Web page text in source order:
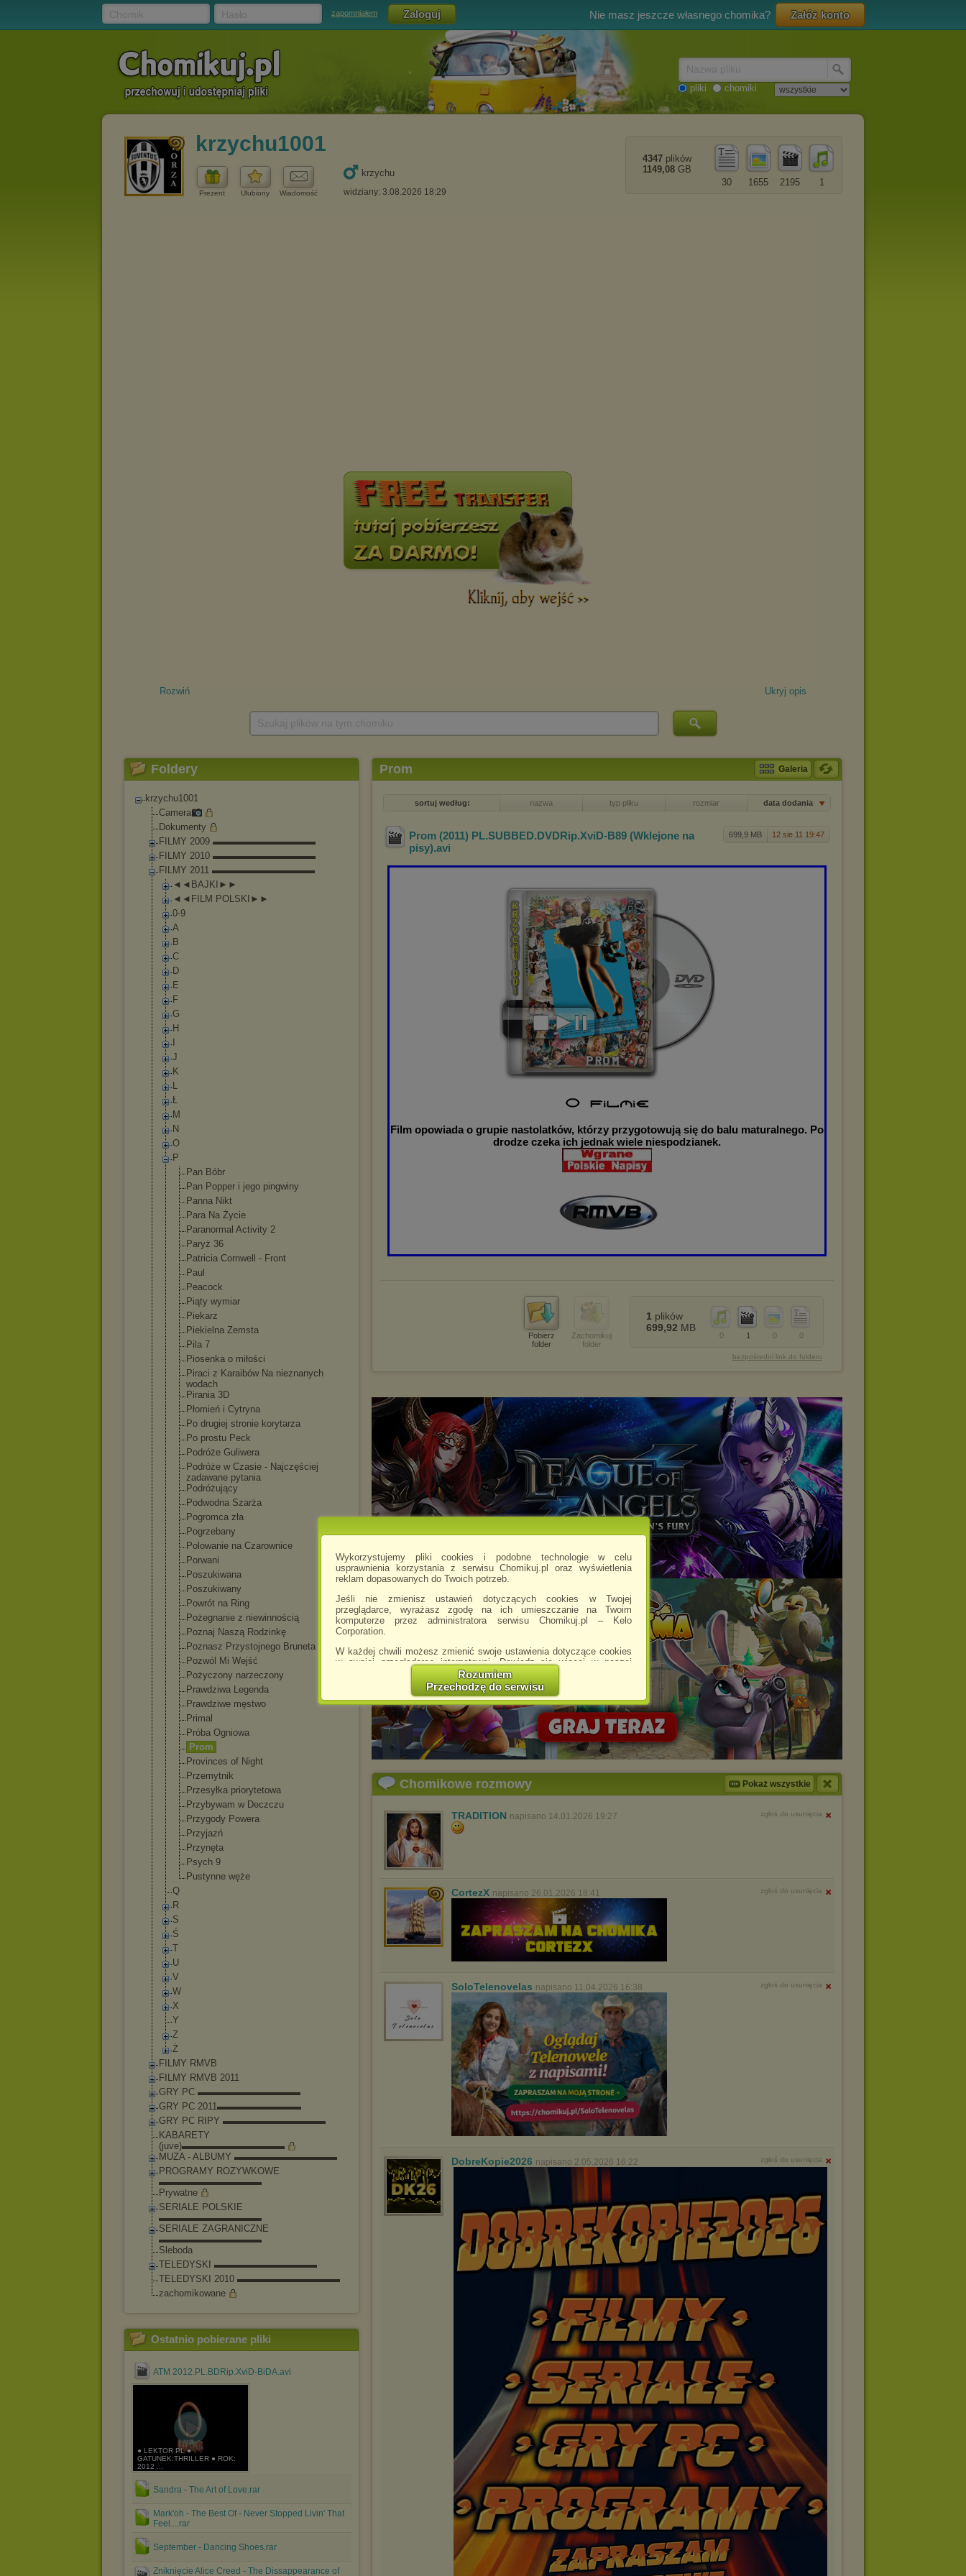
Wykorzystujemy pliki cookies i podobne technologie w celu
usprawnienia korzystania z serwisu Chomikuj.pl oraz wyświetlenia
reklam dopasowanych do Twoich potrzeb.
Jeśli nie zmienisz ustawień dotyczących cookies w Twojej
przeglądarce, wyrażasz zgodę na ich umieszczanie na Twoim
komputerze przez administratora serwisu Chomikuj.pl – Kelo
Corporation.
W każdej chwili możesz zmienić swoje ustawienia dotyczące cookies
w swojej przeglądarce internetowej. Dowiedz się więcej w naszej
http://chomikuj.pl/PolitykaPrywatnosci.aspx
Jednocześnie informujemy że zmiana ustawień przeglądarki może
spowodować ograniczenie korzystania ze strony Chomikuj.pl.
W przypadku braku twojej zgody na akceptację cookies niestety
prosimy o opuszczenie serwisu chomikuj.pl.
Wykorzystanie plików cookiesprzez
Zaufanych Partnerów
marketingowych).
Wyrażenie sprzeciwu spowoduje, że wyświetlana Ci reklama nie
wyświetlona przypadkowo.
Istnieje możliwość zmiany ustawień przeglądarki internetowej w
sposób uniemożliwiający przechowywanie plików cookies na
urządzeniu końcowym. Można również usunąć pliki cookies,
dokonując odpowiednich zmian w ustawieniach przeglądarki
Pełną informację na ten temat znajdziesz pod adresem
http://chomikuj.pl/PolitykaPrywatnosci.aspx.
Rozumiem
Przechodzę do serwisu
zapomniałem Nie masz jeszcze własnego chomika? Załóż konto
pliki chomiki
krzychu1001
Prezent Ulubiony Wiadomość
krzychu
widziany: 3.08.2026 18:29
1
2195
1655
30
4347 plików
1149,08 GB
Ukryj opis
Rozwiń
Foldery
krzychu1001
Camera
Dokumenty
FILMY 2009 ▬▬▬▬▬▬▬▬▬▬▬
FILMY 2010 ▬▬▬▬▬▬▬▬▬▬▬
FILMY 2011 ▬▬▬▬▬▬▬▬▬▬▬
◄◄BAJKI►►
◄◄FILM POLSKI►►
0-9
A
B
C
D
E
F
G
H
J
K
L
Ł
M
N
O
P
Pan Bóbr
Pan Popper i jego pingwiny
Panna Nikt
Para Na Życie
Paranormal Activity 2
Paryż 36
Patricia Cornwell - Front
Paul
Peacock
Piąty wymiar
Piekarz
Piekielna Zemsta
Pila 7
Piosenka o miłości
Piraci z Karaibów Na nieznanych
wodach
Pirania 3D
Płomień i Cytryna
Po drugiej stronie korytarza
Po prostu Peck
Podróże Guliwera
Podróże w Czasie - Najczęściej
zadawane pytania
Podróżujący
Podwodna Szarża
Pogromca zła
Pogrzebany
Polowanie na Czarownice
Porwani
Poszukiwana
Poszukiwany
Powrót na Ring
Pożegnanie z niewinnością
Poznaj Naszą Rodzinkę
Poznasz Przystojnego Bruneta
Pozwól Mi Wejść
Pożyczony narzeczony
Prawdziwa Legenda
Prawdziwe męstwo
Primal
Próba Ogniowa
Prom
Provinces of Night
Przemytnik
Przesyłka priorytetowa
Przybywam w Deczczu
Przygody Powera
Przyjazń
Przynęta
Psych 9
Pustynne węże
Q
R
S
Ś
T
U
V
W
X
Y
Z
Ż
FILMY RMVB
FILMY RMVB 2011
GRY PC ▬▬▬▬▬▬▬▬▬▬▬
GRY PC 2011▬▬▬▬▬▬▬▬▬
GRY PC RIPY ▬▬▬▬▬▬▬▬▬▬▬
KABARETY
(juve)▬▬▬▬▬▬▬▬▬▬▬
MUZA - ALBUMY ▬▬▬▬▬▬▬▬▬▬▬
PROGRAMY ROZYWKOWE
▬▬▬▬▬▬▬▬▬▬▬
Prywatne
SERIALE POLSKIE
▬▬▬▬▬▬▬▬▬▬▬
SERIALE ZAGRANICZNE
▬▬▬▬▬▬▬▬▬▬▬
Sleboda
TELEDYSKI ▬▬▬▬▬▬▬▬▬▬▬
TELEDYSKI 2010 ▬▬▬▬▬▬▬▬▬▬▬
zachomikowane
Ostatnio pobierane pliki
ATM 2012.PL.BDRip.XviD-BiDA.avi
● LEKTOR PL ●
GATUNEK:THRILLER ● ROK:
2012 ...
Sandra - The Art of Love.rar
Mark'oh - The Best Of - Never Stopped Livin' That
Feel....rar
September - Dancing Shoes.rar
Zniknięcie Alice Creed - The Dissappearance of
Prom Galeria
sortuj według: nazwa typ pliku rozmiar data dodania
699,9 MB 12 sie 11 19:47
Prom (2011) PL.SUBBED.DVDRip.XviD-B89 (Wklejone na
pisy).avi
Film opowiada o grupie nastolatków, którzy przygotowują się do balu maturalnego. Po
drodze czeka ich jednak wiele niespodzianek.
Pobierz
folder
Zachomikuj
folder
0
0
1
0
1 plików
699,92 MB
bezpośredni link do folderu
Chomikowe rozmowy Pokaż wszystkie
TRADITION napisano 14.01.2026 19:27 zgłoś do usunięcia
CortezX napisano 26.01.2026 18:41 zgłoś do usunięcia
SoloTelenovelas napisano 11.04.2026 16:38 zgłoś do usunięcia
DobreKopie2026 napisano 2.05.2026 16:22 zgłoś do usunięcia